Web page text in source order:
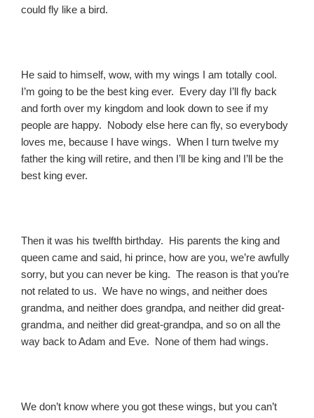
could fly like a bird.
He said to himself, wow, with my wings I am totally cool.
I’m going to be the best king ever. Every day I’ll fly back
and forth over my kingdom and look down to see if my
people are happy. Nobody else here can fly, so everybody
loves me, because I have wings. When I turn twelve my
father the king will retire, and then I’ll be king and I’ll be the
best king ever.
Then it was his twelfth birthday. His parents the king and
queen came and said, hi prince, how are you, we’re awfully
sorry, but you can never be king. The reason is that you’re
not related to us. We have no wings, and neither does
grandma, and neither does grandpa, and neither did great-
grandma, and neither did great-grandpa, and so on all the
way back to Adam and Eve. None of them had wings.
We don’t know where you got these wings, but you can’t